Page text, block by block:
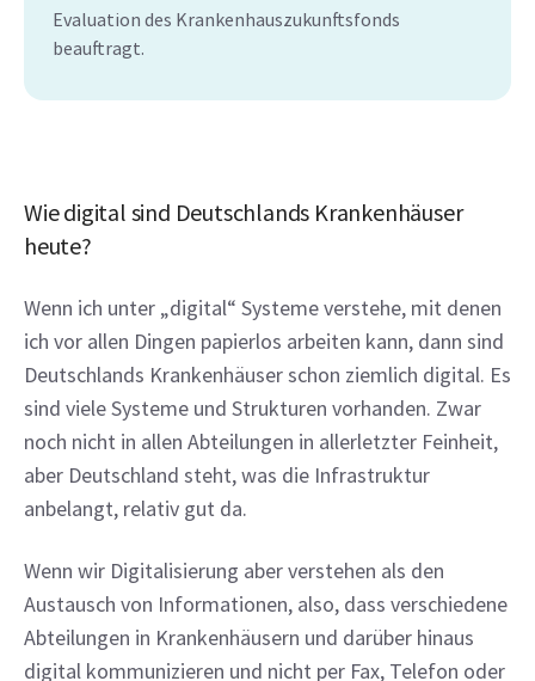
Evaluation des Krankenhauszukunftsfonds
beauftragt.
Wie digital sind Deutschlands Krankenhäuser
heute?
Wenn ich unter „digital“ Systeme verstehe, mit denen
ich vor allen Dingen papierlos arbeiten kann, dann sind
Deutschlands Krankenhäuser schon ziemlich digital. Es
sind viele Systeme und Strukturen vorhanden. Zwar
noch nicht in allen Abteilungen in allerletzter Feinheit,
aber Deutschland steht, was die Infrastruktur
anbelangt, relativ gut da.
Wenn wir Digitalisierung aber verstehen als den
Austausch von Informationen, also, dass verschiedene
Abteilungen in Krankenhäusern und darüber hinaus
digital kommunizieren und nicht per Fax, Telefon oder